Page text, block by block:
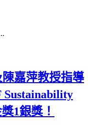
嘉萍教授指導
Sustainability
1銀獎！